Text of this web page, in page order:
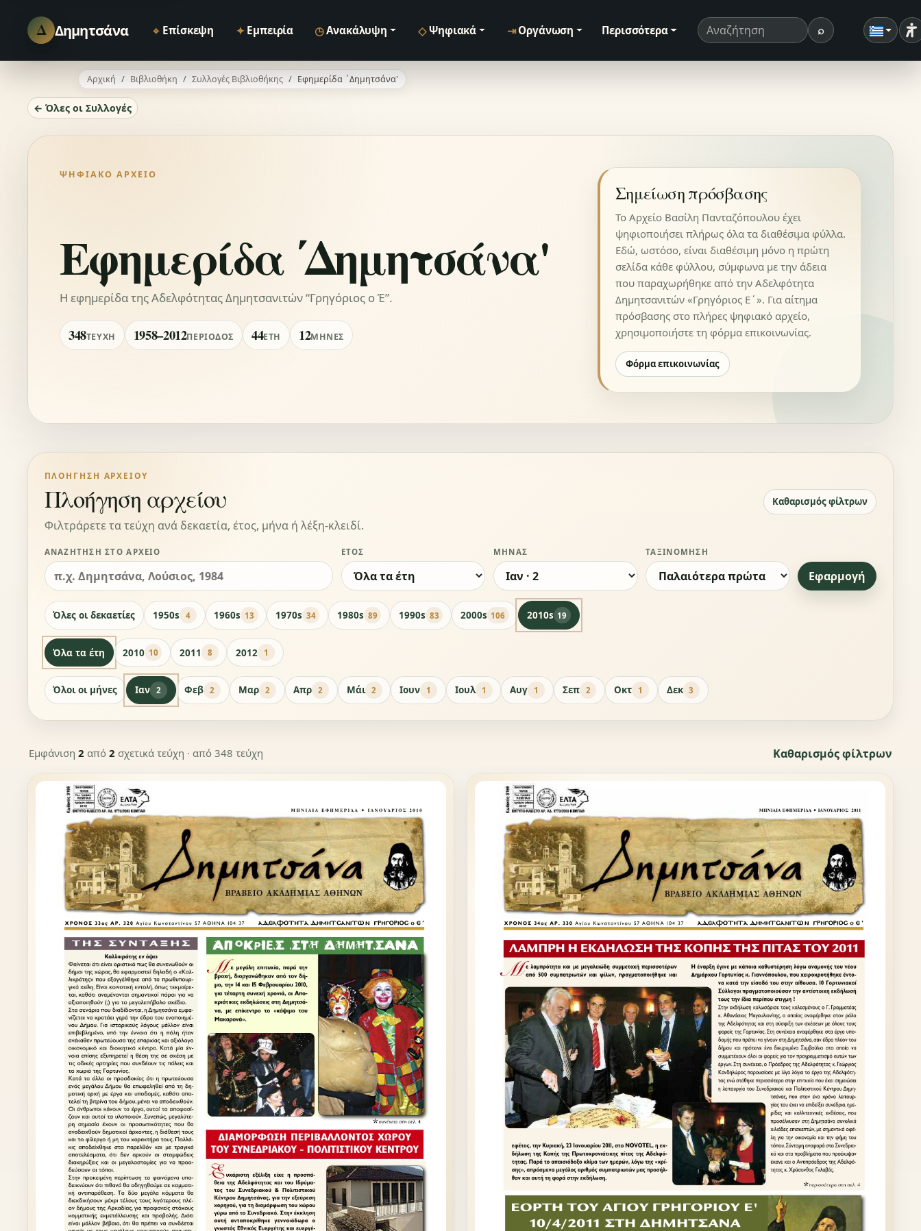
Δ Δημητσάνα ⌖ Επίσκεψη ✦ Εμπειρία ◷Ανακάλυψη ◇ Ψηφιακά ⇥ Οργάνωση Περισσότερα Όρος αναζήτησης ⌕Αναζήτηση
Αρχική Βιβλιοθήκη Συλλογές Βιβλιοθήκης Εφημερίδα ΄Δημητσάνα'
← Όλες οι Συλλογές
ΨΗΦΙΑΚΌ ΑΡΧΕΊΟ
Εφημερίδα ΄Δημητσάνα'
Η εφημερίδα της Αδελφότητας Δημητσανιτών “Γρηγόριος ο Έ”.
348ΤΕΎΧΗ 1958–2012ΠΕΡΊΟΔΟΣ 44ΈΤΗ 12ΜΉΝΕΣ
Σημείωση πρόσβασης
Το Αρχείο Βασίλη Πανταζόπουλου έχει
ψηφιοποιήσει πλήρως όλα τα διαθέσιμα φύλλα.
Εδώ, ωστόσο, είναι διαθέσιμη μόνο η πρώτη
σελίδα κάθε φύλλου, σύμφωνα με την άδεια
που παραχωρήθηκε από την Αδελφότητα
Δημητσανιτών «Γρηγόριος Ε΄». Για αίτημα
πρόσβασης στο πλήρες ψηφιακό αρχείο,
χρησιμοποιήστε τη φόρμα επικοινωνίας.
Φόρμα επικοινωνίας
ΠΛΟΉΓΗΣΗ ΑΡΧΕΊΟΥ
Πλοήγηση αρχείου
Φιλτράρετε τα τεύχη ανά δεκαετία, έτος, μήνα ή λέξη-κλειδί.
Καθαρισμός φίλτρων
ΑΝΑΖΉΤΗΣΗ ΣΤΟ ΑΡΧΕΊΟ ΈΤΟΣ ΜΉΝΑΣ ΤΑΞΙΝΌΜΗΣΗ
Εφαρμογή
Όλες οι δεκαετίες 1950s 4 1960s 13 1970s 34 1980s 89 1990s 83 2000s 106 2010s 19
Όλα τα έτη 2010 10 2011 8 2012 1
Όλοι οι μήνες Ιαν 2 Φεβ 2 Μαρ 2 Απρ 2 Μάι 2 Ιουν 1 Ιουλ 1 Αυγ 1 Σεπ 2 Οκτ 1 Δεκ 3
Εμφάνιση 2 από 2 σχετικά τεύχη · από 348 τεύχη Καθαρισμός φίλτρων